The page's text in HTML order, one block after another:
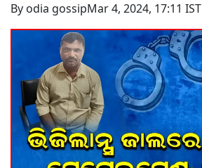
By odia gossipMar 4, 2024, 17:11 IST